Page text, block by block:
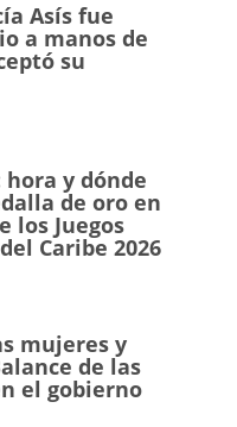
Asís fue
a manos de
su
hora y dónde
de oro en
los Juegos
Caribe 2026
mujeres y
de las
el gobierno